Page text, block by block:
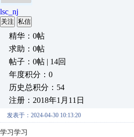
lsc_nj
关注 私信
精华：0帖
求助：0帖
帖子：0帖 | 14回
年度积分：0
历史总积分：54
注册：2018年1月11日
发表于：2024-04-30 10:13:20
学习学习